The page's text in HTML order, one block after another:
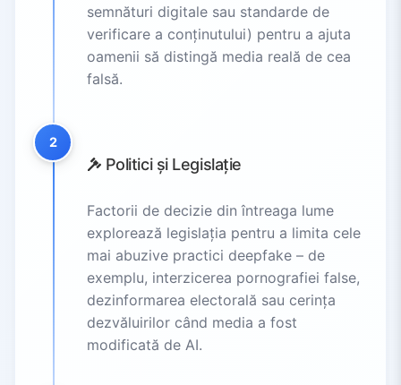
semnături digitale sau standarde de
verificare a conținutului) pentru a ajuta
oamenii să distingă media reală de cea
falsă.
2
Politici și Legislație
Factorii de decizie din întreaga lume
explorează legislația pentru a limita cele
mai abuzive practici deepfake – de
exemplu, interzicerea pornografiei false,
dezinformarea electorală sau cerința
dezvăluirilor când media a fost
modificată de AI.